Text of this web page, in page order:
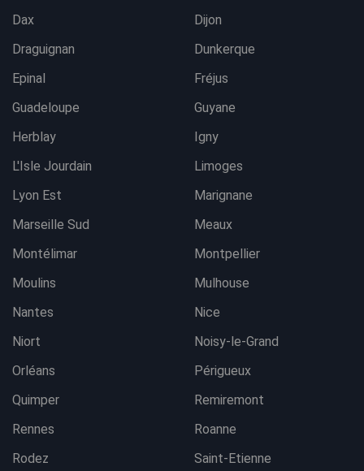
Dax
Dijon
Draguignan
Dunkerque
Epinal
Fréjus
Guadeloupe
Guyane
Herblay
Igny
L'Isle Jourdain
Limoges
Lyon Est
Marignane
Marseille Sud
Meaux
Montélimar
Montpellier
Moulins
Mulhouse
Nantes
Nice
Niort
Noisy-le-Grand
Orléans
Périgueux
Quimper
Remiremont
Rennes
Roanne
Rodez
Saint-Etienne